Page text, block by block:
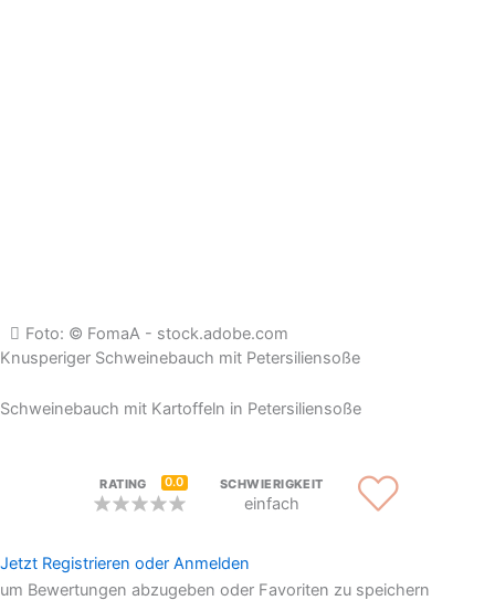
Foto: © FomaA - stock.adobe.com
Knusperiger Schweinebauch mit Petersiliensoße
Schweinebauch mit Kartoffeln in Petersiliensoße
RATING 0.0 SCHWIERIGKEIT
einfach
Jetzt Registrieren oder Anmelden
um Bewertungen abzugeben oder Favoriten zu speichern